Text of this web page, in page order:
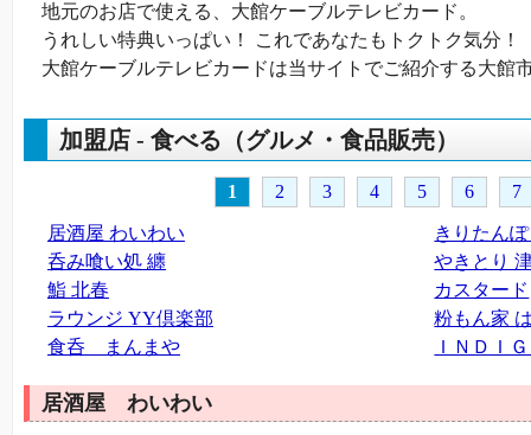
地元のお店で使える、大館ケーブルテレビカード。
うれしい特典いっぱい！ これであなたもトクトク気分！
大館ケーブルテレビカードは当サイトでご紹介する大館
加盟店 - 食べる（グルメ・食品販売）
1 2 3 4 5 6 7
居酒屋 わいわい
きりたん
呑み喰い処 纏
やきとり
鮨 北春
カスタード
ラウンジ YY倶楽部
粉もん家
食呑 まんまや
ＩＮＤＩ
居酒屋 わいわい